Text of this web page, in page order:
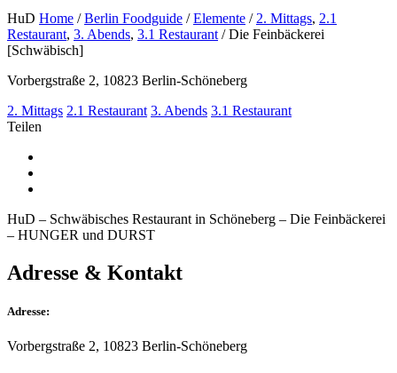
HuD Home / Berlin Foodguide / Elemente / 2. Mittags, 2.1
Restaurant, 3. Abends, 3.1 Restaurant / Die Feinbäckerei
[Schwäbisch]
Vorbergstraße 2, 10823 Berlin-Schöneberg
2. Mittags 2.1 Restaurant 3. Abends 3.1 Restaurant
Teilen
HuD – Schwäbisches Restaurant in Schöneberg – Die Feinbäckerei
– HUNGER und DURST
Adresse & Kontakt
Adresse:
Vorbergstraße 2, 10823 Berlin-Schöneberg